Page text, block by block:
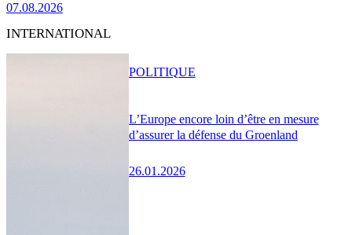
07.08.2026
INTERNATIONAL
L’Europe encore loin d’être en mesure
d’assurer la défense du Groenland
26.01.2026
POLITIQUE